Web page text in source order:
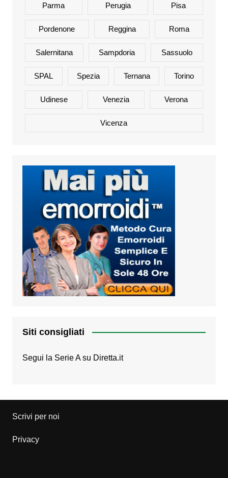
Parma Perugia Pisa
Pordenone Reggina Roma
Salernitana Sampdoria Sassuolo
SPAL Spezia Ternana Torino
Udinese Venezia Verona
Vicenza
Siti consigliati
Segui la Serie A su Diretta.it
Scrivi per noi
Privacy